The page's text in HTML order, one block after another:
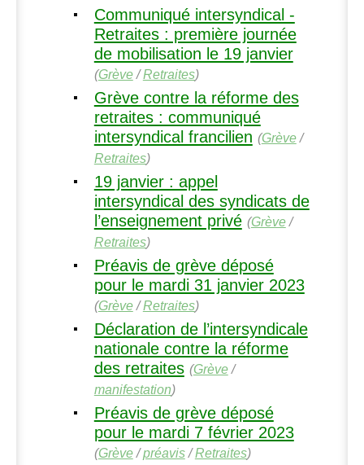
Communiqué intersyndical -
Retraites : première journée
de mobilisation le 19 janvier
(Grève/Retraites)
Grève contre la réforme des
retraites : communiqué
intersyndical francilien (Grève/
Retraites)
19 janvier : appel
intersyndical des syndicats de
l’enseignement privé (Grève/
Retraites)
Préavis de grève déposé
pour le mardi 31 janvier 2023
(Grève/Retraites)
Déclaration de l’intersyndicale
nationale contre la réforme
des retraites (Grève/
manifestation)
Préavis de grève déposé
pour le mardi 7 février 2023
(Grève/préavis/Retraites)